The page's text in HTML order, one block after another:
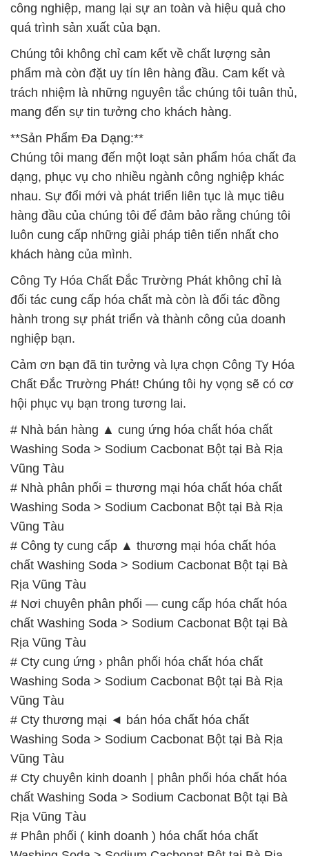
công nghiệp, mang lại sự an toàn và hiệu quả cho
quá trình sản xuất của bạn.
Chúng tôi không chỉ cam kết về chất lượng sản
phẩm mà còn đặt uy tín lên hàng đầu. Cam kết và
trách nhiệm là những nguyên tắc chúng tôi tuân thủ,
mang đến sự tin tưởng cho khách hàng.
**Sản Phẩm Đa Dạng:**
Chúng tôi mang đến một loạt sản phẩm hóa chất đa
dạng, phục vụ cho nhiều ngành công nghiệp khác
nhau. Sự đổi mới và phát triển liên tục là mục tiêu
hàng đầu của chúng tôi để đảm bảo rằng chúng tôi
luôn cung cấp những giải pháp tiên tiến nhất cho
khách hàng của mình.
Công Ty Hóa Chất Đắc Trường Phát không chỉ là
đối tác cung cấp hóa chất mà còn là đối tác đồng
hành trong sự phát triển và thành công của doanh
nghiệp bạn.
Cảm ơn bạn đã tin tưởng và lựa chọn Công Ty Hóa
Chất Đắc Trường Phát! Chúng tôi hy vọng sẽ có cơ
hội phục vụ bạn trong tương lai.
# Nhà bán hàng ▲ cung ứng hóa chất hóa chất
Washing Soda > Sodium Cacbonat Bột tại Bà Rịa
Vũng Tàu
# Nhà phân phối = thương mại hóa chất hóa chất
Washing Soda > Sodium Cacbonat Bột tại Bà Rịa
Vũng Tàu
# Công ty cung cấp ▲ thương mại hóa chất hóa
chất Washing Soda > Sodium Cacbonat Bột tại Bà
Rịa Vũng Tàu
# Nơi chuyên phân phối — cung cấp hóa chất hóa
chất Washing Soda > Sodium Cacbonat Bột tại Bà
Rịa Vũng Tàu
# Cty cung ứng › phân phối hóa chất hóa chất
Washing Soda > Sodium Cacbonat Bột tại Bà Rịa
Vũng Tàu
# Cty thương mại ◄ bán hóa chất hóa chất
Washing Soda > Sodium Cacbonat Bột tại Bà Rịa
Vũng Tàu
# Cty chuyên kinh doanh | phân phối hóa chất hóa
chất Washing Soda > Sodium Cacbonat Bột tại Bà
Rịa Vũng Tàu
# Phân phối ( kinh doanh ) hóa chất hóa chất